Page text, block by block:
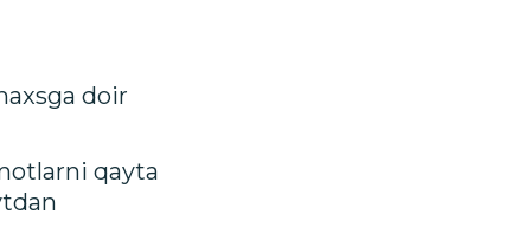
doir
qayta